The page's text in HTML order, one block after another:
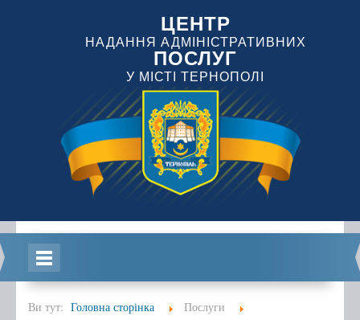
ЦЕНТР
НАДАННЯ АДМІНІСТРАТИВНИХ
ПОСЛУГ
У МІСТІ ТЕРНОПОЛІ
Головна
Ви тут: Головна сторінка
Послуги